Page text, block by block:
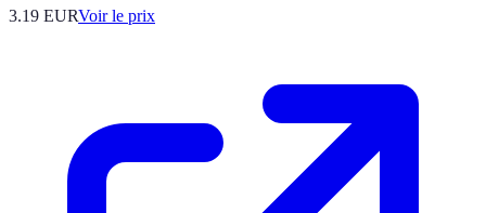
3.19 EURVoir le prix